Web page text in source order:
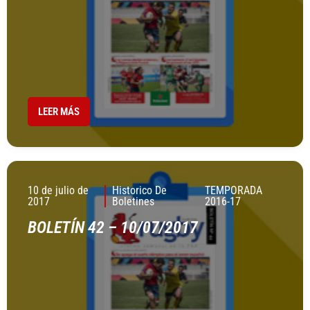
LEER MÁS
10 de julio de
2017
Historico De
Boletines
TEMPORADA
2016-17
BOLETÍN 42 – 10/07/2017